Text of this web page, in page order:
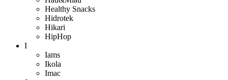
Healthy Snacks
Hidrotek
Hikari
HipHop
I
Iams
Ikola
Imac